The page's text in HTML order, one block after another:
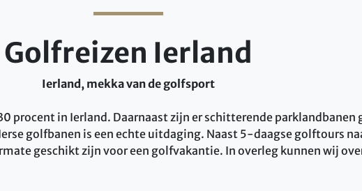
Golfreizen Ierland
Ierland, mekka van de golfsport
in Ierland. Daarnaast zijn er schitterende parklandbanen
golfbanen is een echte uitdaging. Naast 5-daagse golftours
geschikt zijn voor een golfvakantie. In overleg kunnen wij